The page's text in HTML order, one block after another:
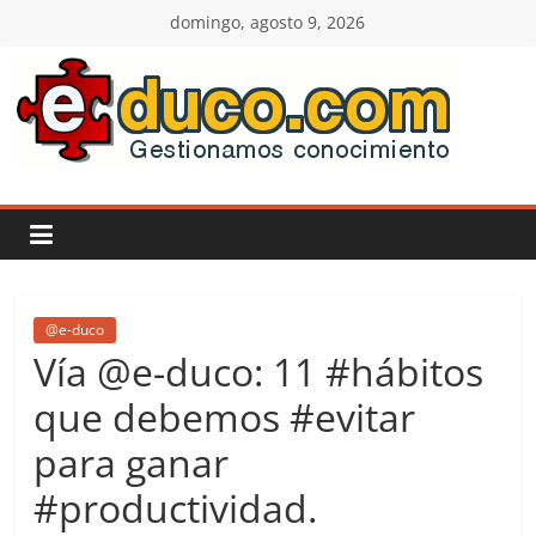
contenido
domingo, agosto 9, 2026
E-
duco:
Gestión
del
Conocimiento
Learn
more.
Do
@e-duco
Vía @e-duco: 11 #hábitos
que debemos #evitar
para ganar
#productividad.